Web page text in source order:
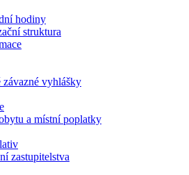
hodiny
struktura
závazné vyhlášky
a místní poplatky
zastupitelstva